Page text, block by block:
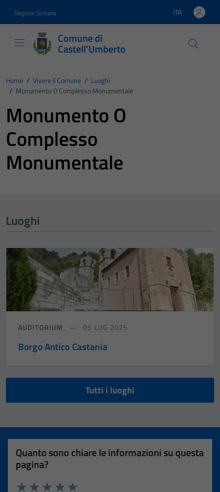
Regione Siciliana Lingua attiva:
ITA
Comune di
Castell'Umberto
Home / Vivere Il Comune / Luoghi
/ Monumento O Complesso Monumentale
Monumento O
Complesso
Monumentale
Luoghi
AUDITORIUM 05 LUG 2025
Borgo Antico Castania
Tutti i luoghi
Quanto sono chiare le informazioni su questa
pagina?